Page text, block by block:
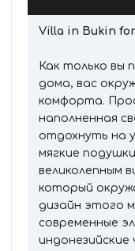
Villa in Bukin
Как только вы
дома, вас
комфорта.
наполненная
отдохнуть на
мягкие
великолепным
который
дизайн этого
современные
индонезийские